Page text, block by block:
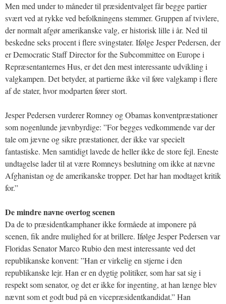
Men med under to måneder til præsidentvalget får begge partier
svært ved at rykke ved befolkningens stemmer. Gruppen af tvivlere,
der normalt afgør amerikanske valg, er historisk lille i år. Ned til
beskedne seks procent i flere svingstater. Ifølge Jesper Pedersen, der
er Democratic Staff Director for the Subcommittee on Europe i
Repræsentanternes Hus, er det den mest interessante udvikling i
valgkampen. Det betyder, at partierne ikke vil føre valgkamp i flere
af de stater, hvor modparten fører stort.
Jesper Pedersen vurderer Romney og Obamas konventpræstationer
som nogenlunde jævnbyrdige: ”For begges vedkommende var der
tale om jævne og sikre præstationer, der ikke var specielt
fantastiske. Men samtidigt lavede de heller ikke de store fejl. Eneste
undtagelse lader til at være Romneys beslutning om ikke at nævne
Afghanistan og de amerikanske tropper. Det har han modtaget kritik
for.”
De mindre navne overtog scenen
Da de to præsidentkamphaner ikke formåede at imponere på
scenen, fik andre mulighed for at brillere. Ifølge Jesper Pedersen var
Floridas Senator Marco Rubio den mest interessante ved det
republikanske konvent: ”Han er virkelig en stjerne i den
republikanske lejr. Han er en dygtig politiker, som har sat sig i
respekt som senator, og det er ikke for ingenting, at han længe blev
nævnt som et godt bud på en vicepræsidentkandidat.” Han